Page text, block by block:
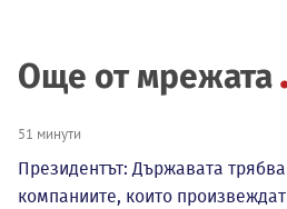
Още от мрежата
51 минути
Президентът: Държавата
компаниите, които